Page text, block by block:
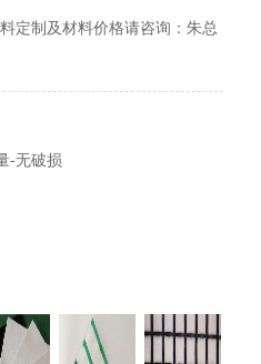
定制及材料价格请咨询：朱总
-无破损